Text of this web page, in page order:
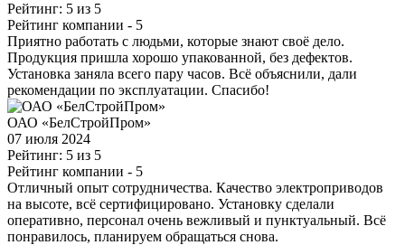
Рейтинг: 5 из 5
Рейтинг компании - 5
Приятно работать с людьми, которые знают своё дело.
Продукция пришла хорошо упакованной, без дефектов.
Установка заняла всего пару часов. Всё объяснили, дали
рекомендации по эксплуатации. Спасибо!
ОАО «БелСтройПром»
07 июля 2024
Рейтинг: 5 из 5
Рейтинг компании - 5
Отличный опыт сотрудничества. Качество электроприводов
на высоте, всё сертифицировано. Установку сделали
оперативно, персонал очень вежливый и пунктуальный. Всё
понравилось, планируем обращаться снова.